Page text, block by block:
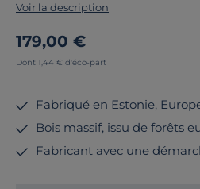
Voir la description
179,00 €
Dont 1,44 € d'éco-part
Fabriqué en Estonie,
Bois massif, issu de forêts
Fabricant avec une